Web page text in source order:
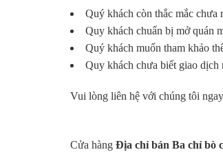
Quý khách còn thắc mắc chưa
Quy khách chuẩn bị mở quán
Quý khách muốn tham khảo
Quy khách chưa biết giao dịch
Vui lòng liên hệ với chúng tôi
Cửa hàng Địa chỉ bán Ba chỉ bò